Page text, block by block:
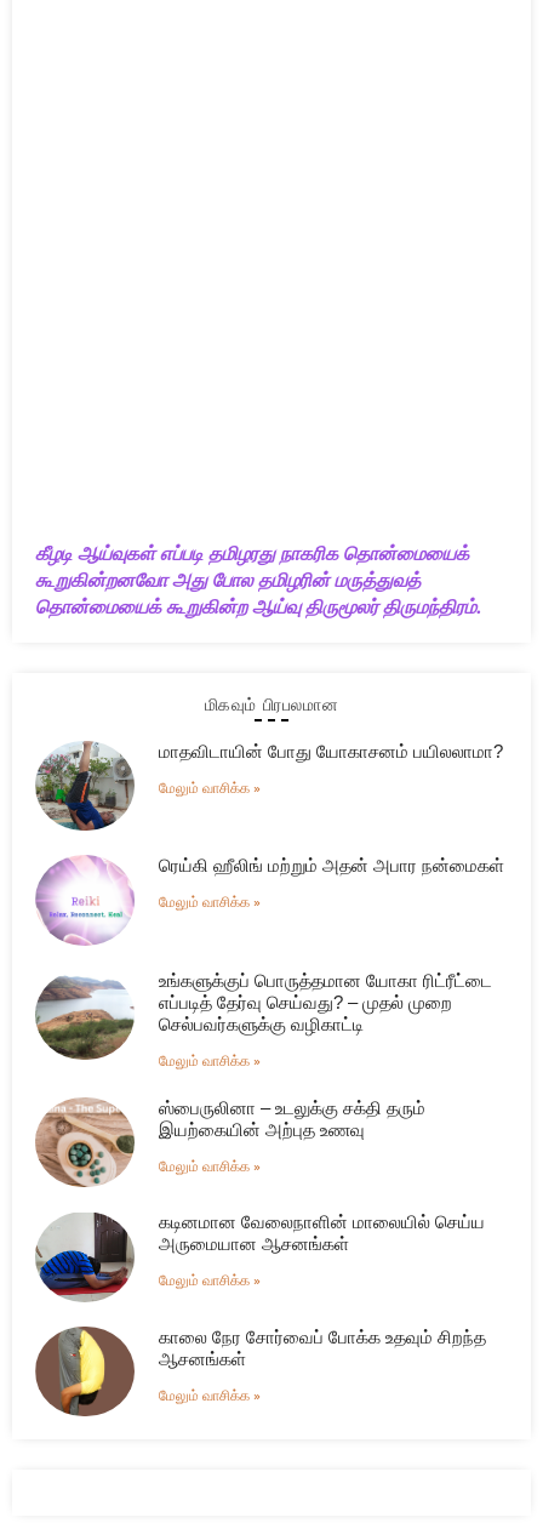
கீழடி ஆய்வுகள் எப்படி தமிழரது நாகரிக தொன்மையைக்
கூறுகின்றனவோ அது போல தமிழரின் மருத்துவத்
தொன்மையைக் கூறுகின்ற ஆய்வு திருமூலர் திருமந்திரம்.
மிகவும் பிரபலமான
மாதவிடாயின் போது யோகாசனம் பயிலலாமா?
மேலும் வாசிக்க »
ரெய்கி ஹீலிங் மற்றும் அதன் அபார நன்மைகள்
மேலும் வாசிக்க »
உங்களுக்குப் பொருத்தமான யோகா ரிட்ரீட்டை
எப்படித் தேர்வு செய்வது? – முதல் முறை
செல்பவர்களுக்கு வழிகாட்டி
மேலும் வாசிக்க »
ஸ்பைருலினா – உடலுக்கு சக்தி தரும்
இயற்கையின் அற்புத உணவு
மேலும் வாசிக்க »
கடினமான வேலைநாளின் மாலையில் செய்ய
அருமையான ஆசனங்கள்
மேலும் வாசிக்க »
காலை நேர சோர்வைப் போக்க உதவும் சிறந்த
ஆசனங்கள்
மேலும் வாசிக்க »